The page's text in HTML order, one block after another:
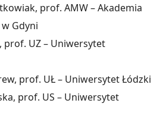
prof. AMW – Akademia
Gdyni
prof. UZ – Uniwersytet
prof. UŁ – Uniwersytet Łódzki
prof. US – Uniwersytet